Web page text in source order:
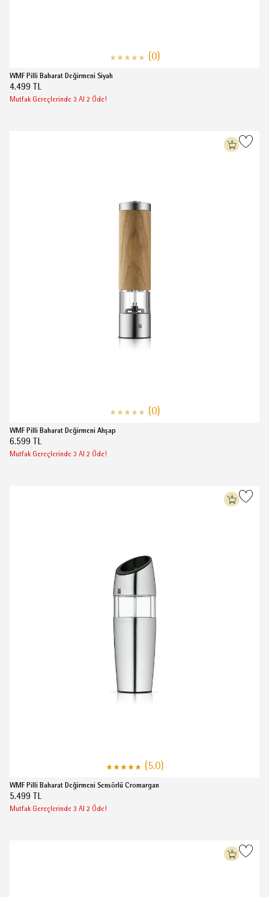
(0)
WMF Pilli Baharat Değirmeni Siyah
4.499 TL
Mutfak Gereçlerinde 3 Al 2 Öde!
(0)
WMF Pilli Baharat Değirmeni Ahşap
6.599 TL
Mutfak Gereçlerinde 3 Al 2 Öde!
(5.0)
WMF Pilli Baharat Değirmeni Sensörlü Cromargan
5.499 TL
Mutfak Gereçlerinde 3 Al 2 Öde!